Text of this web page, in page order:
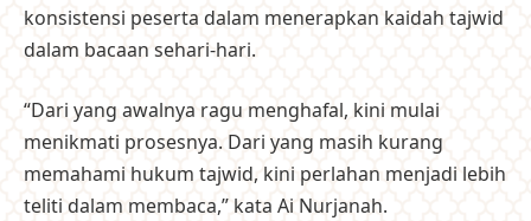
konsistensi peserta dalam menerapkan kaidah tajwid
dalam bacaan sehari-hari.
“Dari yang awalnya ragu menghafal, kini mulai
menikmati prosesnya. Dari yang masih kurang
memahami hukum tajwid, kini perlahan menjadi lebih
teliti dalam membaca,” kata Ai Nurjanah.